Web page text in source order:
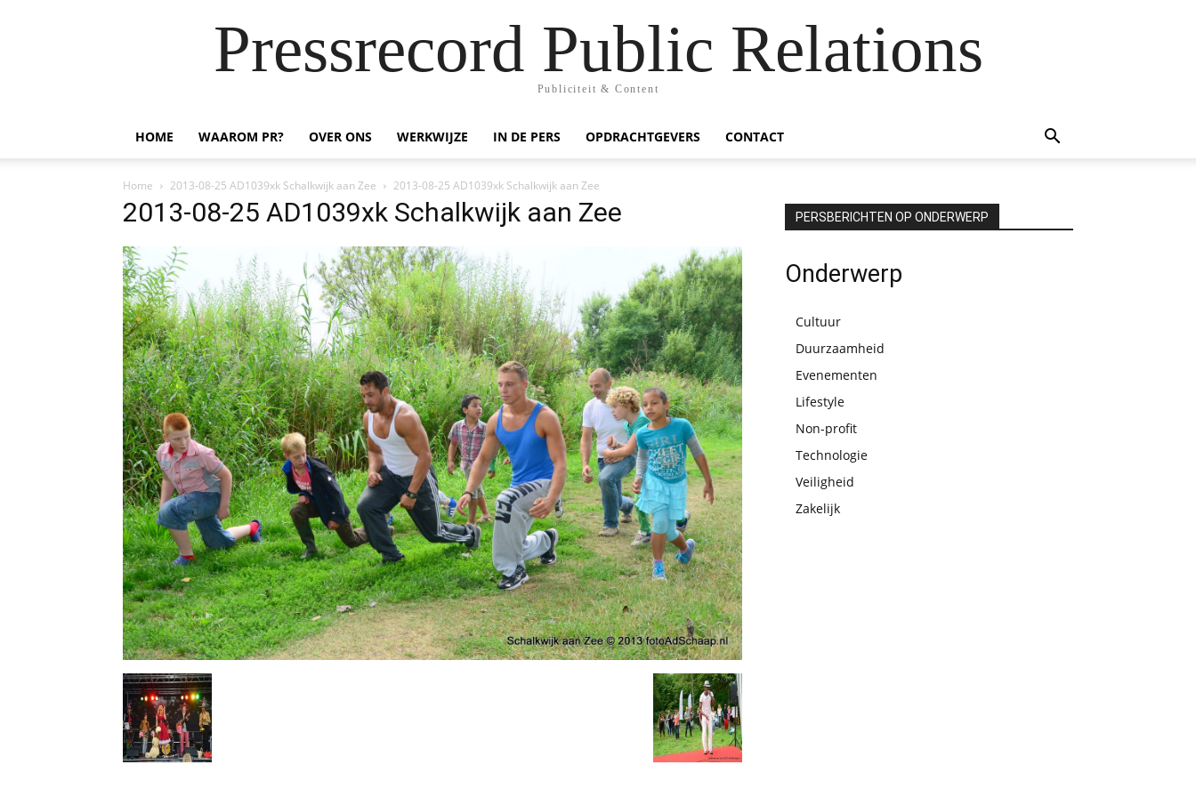
Pressrecord Public Relations
Publiciteit & Content
HOME WAAROM PR? OVER ONS WERKWIJZE IN DE PERS OPDRACHTGEVERS CONTACT
Home 2013-08-25 AD1039xk Schalkwijk aan Zee 2013-08-25 AD1039xk Schalkwijk aan Zee
2013-08-25 AD1039xk Schalkwijk aan Zee PERSBERICHTEN OP ONDERWERP
Onderwerp
Cultuur
Duurzaamheid
Evenementen
Lifestyle
Non-profit
Technologie
Veiligheid
Zakelijk